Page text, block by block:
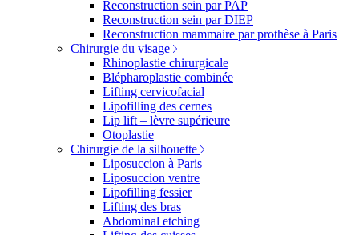
Reconstruction sein par PAP
Reconstruction sein par DIEP
Reconstruction mammaire par prothèse à Paris
Chirurgie du visage
Rhinoplastie chirurgicale
Blépharoplastie combinée
Lifting cervicofacial
Lipofilling des cernes
Lip lift – lèvre supérieure
Otoplastie
Chirurgie de la silhouette
Liposuccion à Paris
Liposuccion ventre
Lipofilling fessier
Lifting des bras
Abdominal etching